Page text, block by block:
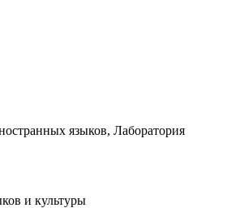
языков, Лаборатория
и культуры